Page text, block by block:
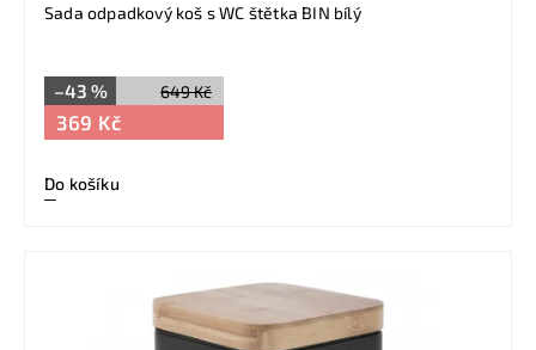
Sada odpadkový koš s WC štětka BIN bílý
649 Kč
–43 %
369 Kč
Do košíku